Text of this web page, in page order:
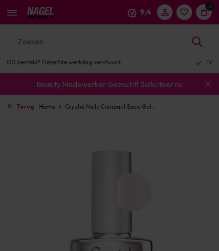
9,4
0
Enorm assortiment & alle bekende merken
Beauty Medewerker Gezocht! Solliciteer nu
Terug Home Crystal Nails Compact Base Gel...